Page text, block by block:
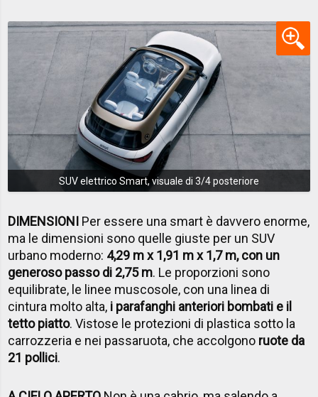
SUV elettrico Smart, visuale di 3/4 posteriore
DIMENSIONI Per essere una smart è davvero enorme,
ma le dimensioni sono quelle giuste per un SUV
urbano moderno: 4,29 m x 1,91 m x 1,7 m, con un
generoso passo di 2,75 m. Le proporzioni sono
equilibrate, le linee muscosole, con una linea di
cintura molto alta, i parafanghi anteriori bombati e il
tetto piatto. Vistose le protezioni di plastica sotto la
carrozzeria e nei passaruota, che accolgono ruote da
21 pollici.